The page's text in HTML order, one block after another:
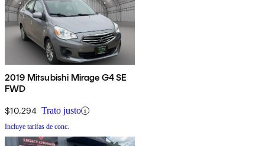
2019 Mitsubishi Mirage G4 SE
FWD
$10,294 Trato justo
Incluye tarifas de conc.